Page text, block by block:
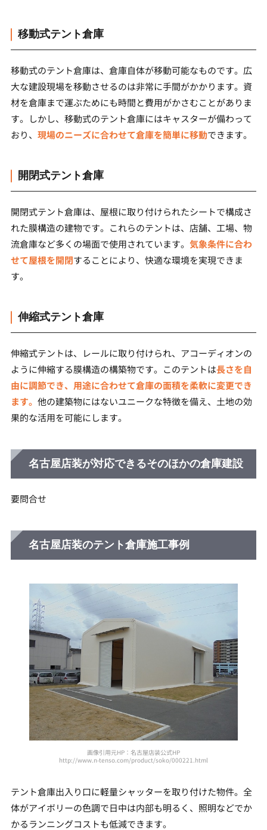
移動式テント倉庫
移動式のテント倉庫は、倉庫自体が移動可能なものです。広
大な建設現場を移動させるのは非常に手間がかかります。資
材を倉庫まで運ぶためにも時間と費用がかさむことがありま
す。しかし、移動式のテント倉庫にはキャスターが備わって
おり、 現場のニーズに合わせて倉庫を簡単に移動できます。
開閉式テント倉庫
開閉式テント倉庫は、屋根に取り付けられたシートで構成さ
れた膜構造の建物です。これらのテントは、店舗、工場、物
流倉庫など多くの場面で使用されています。 気象条件に合わ
せて屋根を開閉することにより、快適な環境を実現できま
す。
伸縮式テント倉庫
伸縮式テントは、レールに取り付けられ、アコーディオンの
ように伸縮する膜構造の構築物です。このテントは長さを自
由に調節でき、用途に合わせて倉庫の面積を柔軟に変更でき
ます。 他の建築物にはないユニークな特徴を備え、土地の効
果的な活用を可能にします。
名古屋店装が対応できるそのほかの倉庫建設
要問合せ
名古屋店装のテント倉庫施工事例
画像引用元HP：名古屋店装公式HP
http://www.n-tenso.com/product/soko/000221.html
テント倉庫出入り口に軽量シャッターを取り付けた物件。全
体がアイボリーの色調で日中は内部も明るく、照明などでか
かるランニングコストも低減できます。